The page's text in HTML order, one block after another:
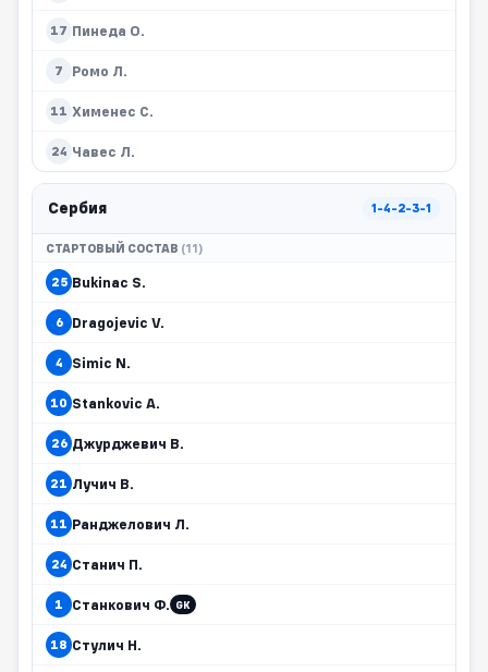
17 Пинеда О.
7 Ромо Л.
11 Хименес С.
24 Чавес Л.
Сербия 1-4-2-3-1
СТАРТОВЫЙ СОСТАВ (11)
25 Bukinac S.
6 Dragojevic V.
4 Simic N.
10 Stankovic A.
26 Джурджевич В.
21 Лучич В.
11 Ранджелович Л.
24 Станич П.
1 Станкович Ф. GK
18 Стулич Н.